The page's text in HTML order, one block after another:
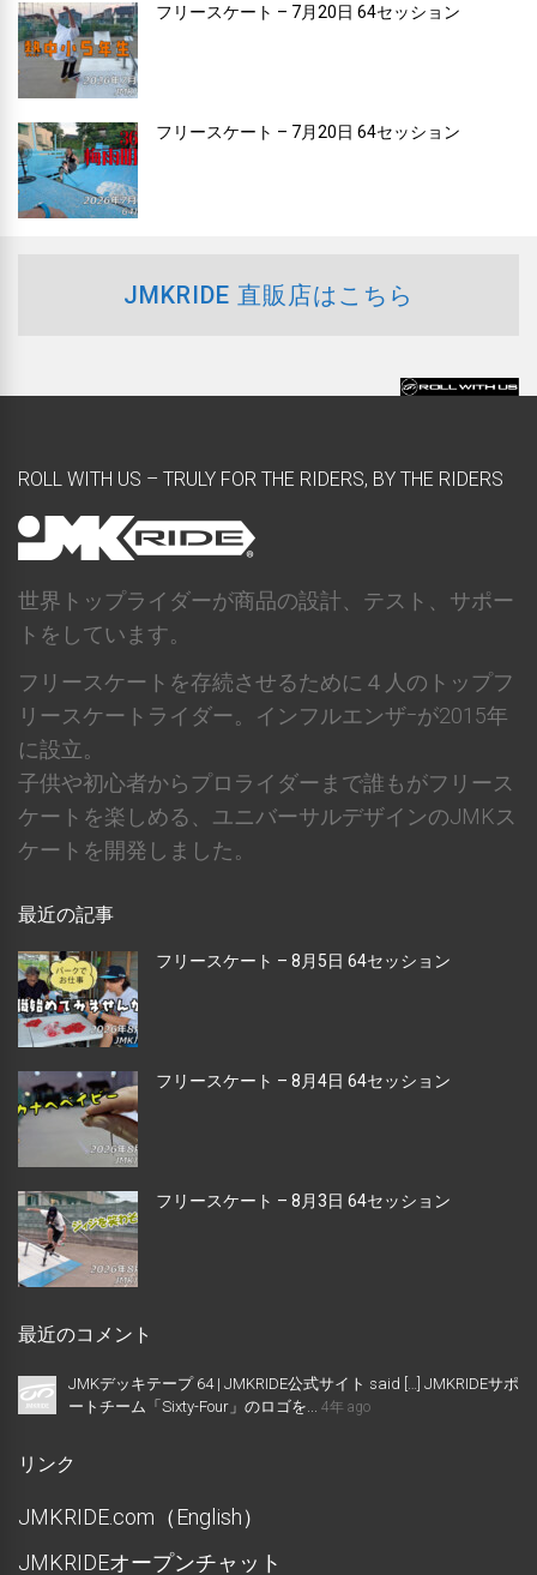
フリースケート – 7月20日 64セッション
フリースケート – 7月20日 64セッション
JMKRIDE 直販店はこちら
ROLL WITH US – TRULY FOR THE RIDERS, BY THE RIDERS
世界トップライダーが商品の設計、テスト、サポー
トをしています。
フリースケートを存続させるために４人のトップフ
リースケートライダー。インフルエンザｰが2015年
に設立。
子供や初心者からプロライダーまで誰もがフリース
ケートを楽しめる、ユニバーサルデザインのJMKス
ケートを開発しました。
最近の記事
フリースケート – 8月5日 64セッション
フリースケート – 8月4日 64セッション
フリースケート – 8月3日 64セッション
最近のコメント
JMKデッキテープ 64 | JMKRIDE公式サイト said […] JMKRIDEサポ
ートチーム「Sixty-Four」のロゴを...
4年 ago
リンク
JMKRIDE.com（English）
JMKRIDEオープンチャット